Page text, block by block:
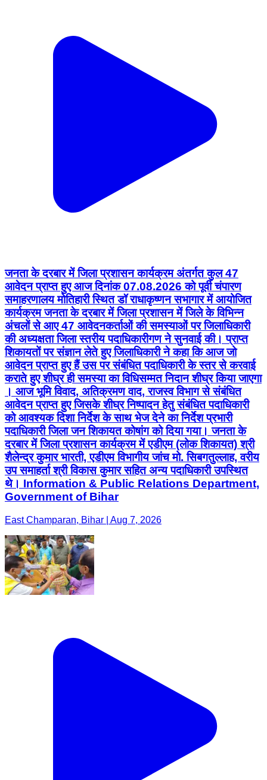
जनता के दरबार में जिला प्रशासन कार्यक्रम अंतर्गत कुल 47
आवेदन प्राप्त हुए आज दिनांक 07.08.2026 को पूर्वी चंपारण
समाहरणालय मोतिहारी स्थित डॉ राधाकृष्णन सभागार में आयोजित
कार्यक्रम जनता के दरबार में जिला प्रशासन में जिले के विभिन्न
अंचलों से आए 47 आवेदनकर्ताओं की समस्याओं पर जिलाधिकारी
की अध्यक्षता जिला स्तरीय पदाधिकारीगण ने सुनवाई की। प्राप्त
शिकायतों पर संज्ञान लेते हुए जिलाधिकारी ने कहा कि आज जो
आवेदन प्राप्त हुए हैं उस पर संबंधित पदाधिकारी के स्तर से करवाई
कराते हुए शीघ्र ही समस्या का विधिसम्मत निदान शीघ्र किया जाएगा
। आज भूमि विवाद, अतिक्रमण वाद, राजस्व विभाग से संबंधित
आवेदन प्राप्त हुए जिसके शीघ्र निष्पादन हेतु संबंधित पदाधिकारी
को आवश्यक दिशा निर्देश के साथ भेज देने का निर्देश प्रभारी
पदाधिकारी जिला जन शिकायत कोषांग को दिया गया। जनता के
दरबार में जिला प्रशासन कार्यक्रम में एडीएम (लोक शिकायत) श्री
शैलेन्द्र कुमार भारती, एडीएम विभागीय जांच मो. सिबगतुल्लाह, वरीय
उप समाहर्ता श्री विकास कुमार सहित अन्य पदाधिकारी उपस्थित
थे। Information & Public Relations Department,
Government of Bihar
East Champaran, Bihar | Aug 7, 2026